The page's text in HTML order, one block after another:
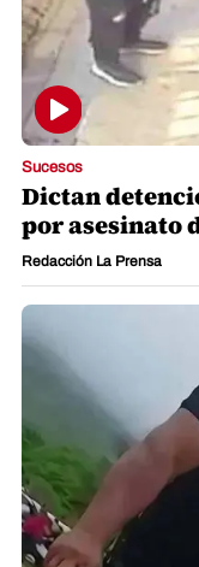
Sucesos
Dictan
por asesinato
Redacción La Prensa